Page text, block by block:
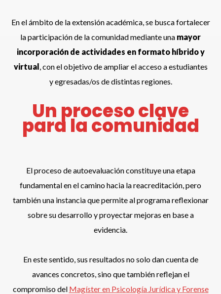
En el ámbito de la extensión académica, se busca fortalecer
la participación de la comunidad mediante una mayor
incorporación de actividades en formato híbrido y
virtual , con el objetivo de ampliar el acceso a estudiantes
y egresadas/os de distintas regiones.
Un proceso clave
para la comunidad
El proceso de autoevaluación constituye una etapa
fundamental en el camino hacia la reacreditación, pero
también una instancia que permite al programa reflexionar
sobre su desarrollo y proyectar mejoras en base a
evidencia.
En este sentido, sus resultados no solo dan cuenta de
avances concretos, sino que también reflejan el
compromiso del Magíster en Psicología Jurídica y Forense